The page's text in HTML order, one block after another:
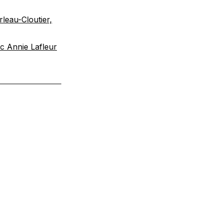
Cloutier,
Annie Lafleur